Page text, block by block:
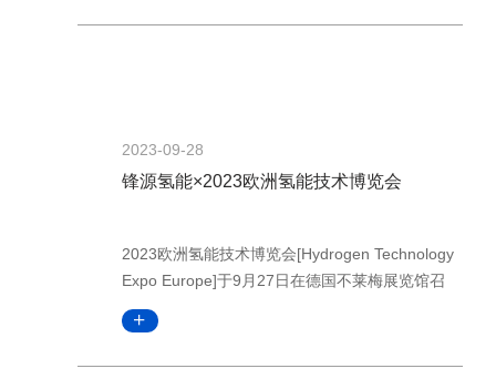
2023-09-28
锋源氢能×2023欧洲氢能技术博览会
2023欧洲氢能技术博览会[Hydrogen Technology
Expo Europe]于9月27日在德国不莱梅展览馆召
开，欧洲氢能技术博览会是全球最大的提供氢能技
术、材料、组件和工程解决方案的供应商展览会，